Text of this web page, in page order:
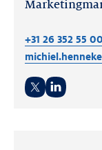
+31 26 352 55 00